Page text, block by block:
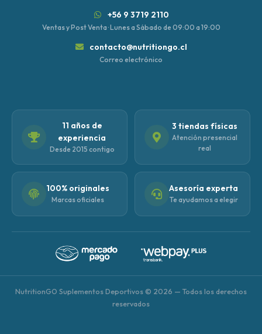
+56 9 3719 2110
Ventas y Post Venta · Lunes a Sábado de 09:00 a 19:00
contacto@nutritiongo.cl
Correo electrónico
11 años de
experiencia
Desde 2015 contigo
3 tiendas físicas
Atención presencial
real
100% originales
Marcas oficiales
Asesoría experta
Te ayudamos a elegir
NutritionGO Suplementos Deportivos © 2026 — Todos los derechos
reservados